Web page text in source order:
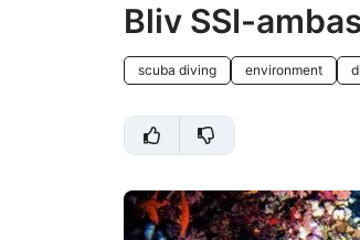
Bliv SSI-
scuba diving environment